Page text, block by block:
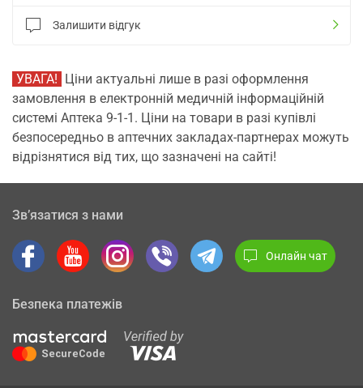
Залишити відгук
УВАГА! Ціни актуальні лише в разі оформлення
замовлення в електронній медичній інформаційній
системі Аптека 9-1-1. Ціни на товари в разі купівлі
безпосередньо в аптечних закладах-партнерах можуть
відрізнятися від тих, що зазначені на сайті!
Зв’язатися з нами
Онлайн чат
Безпека платежів